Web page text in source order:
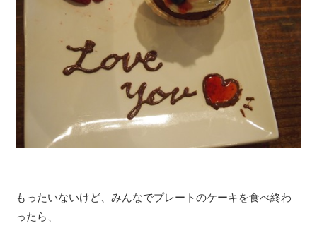
もったいないけど、みんなでプレートのケーキを食べ終わ
ったら、